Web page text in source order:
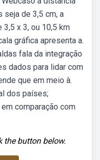
seja de 3,5 cm, a
x 3, ou 10,5 km
gráfica apresenta a.
fala da integração
dados para lidar com
que em meio à.
dos países;
comparação com
the button below.